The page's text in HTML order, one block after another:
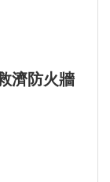
濟防火牆